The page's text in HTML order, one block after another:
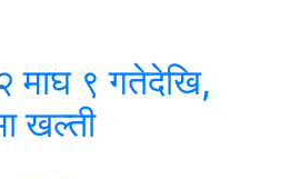
माघ ९ गतेदेखि,
खल्ती